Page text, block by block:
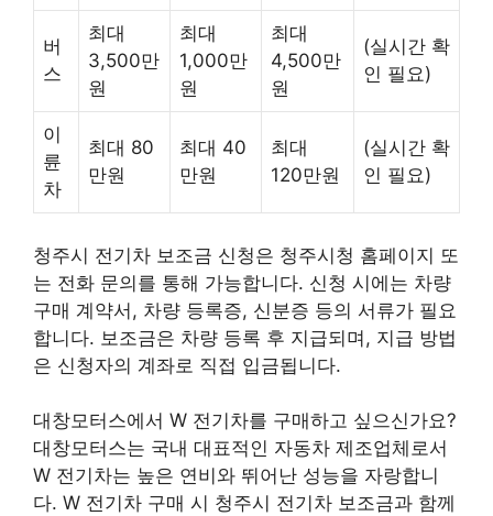
버
스
최대
3,500만
원
최대
1,000만
원
최대
4,500만
원
(실시간 확
인 필요)
이
륜
차
최대 80
만원
최대 40
만원
최대
120만원
(실시간 확
인 필요)
청주시 전기차 보조금 신청은 청주시청 홈페이지 또
는 전화 문의를 통해 가능합니다. 신청 시에는 차량
구매 계약서, 차량 등록증, 신분증 등의 서류가 필요
합니다. 보조금은 차량 등록 후 지급되며, 지급 방법
은 신청자의 계좌로 직접 입금됩니다.
대창모터스에서 W 전기차를 구매하고 싶으신가요?
대창모터스는 국내 대표적인 자동차 제조업체로서
W 전기차는 높은 연비와 뛰어난 성능을 자랑합니
다. W 전기차 구매 시 청주시 전기차 보조금과 함께